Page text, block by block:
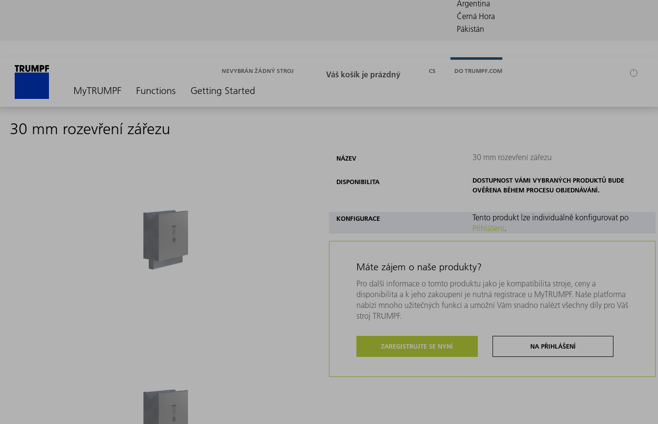
MyTRUMPF Functions Getting Started
NEVYBRÁN ŽÁDNÝ STROJ CS DO TRUMPF.COM
30 mm rozevření zářezu
NÁZEV 30 mm rozevření zářezu
DISPONIBILITA
DOSTUPNOST VÁMI VYBRANÝCH PRODUKTŮ BUDE
OVĚŘENA BĚHEM PROCESU OBJEDNÁVÁNÍ.
KONFIGURACE
Tento produkt lze individuálně konfigurovat po
Přihlášení.
Máte zájem o naše produkty?
Pro další informace o tomto produktu jako je kompatibilita stroje, ceny a
disponibilita a k jeho zakoupení je nutná registrace u MyTRUMPF. Naše platforma
nabízí mnoho užitečných funkcí a umožní Vám snadno nalézt všechny díly pro Váš
stroj TRUMPF.
ZAREGISTRUJTE SE NYNÍ NA PŘIHLÁŠENÍ